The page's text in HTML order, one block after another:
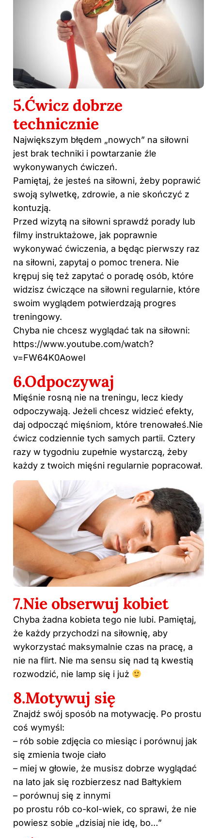
5.Ćwicz dobrze
technicznie
Największym błędem „nowych” na siłowni
jest brak techniki i powtarzanie źle
wykonywanych ćwiczeń.
Pamiętaj, że jesteś na siłowni, żeby poprawić
swoją sylwetkę, zdrowie, a nie skończyć z
kontuzją.
Przed wizytą na siłowni sprawdź porady lub
filmy instruktażowe, jak poprawnie
wykonywać ćwiczenia, a będąc pierwszy raz
na siłowni, zapytaj o pomoc trenera. Nie
krępuj się też zapytać o poradę osób, które
widzisz ćwiczące na siłowni regularnie, które
swoim wyglądem potwierdzają progres
treningowy.
Chyba nie chcesz wyglądać tak na siłowni:
https://www.youtube.com/watch?
v=FW64K0AoweI
6.Odpoczywaj
Mięśnie rosną nie na treningu, lecz kiedy
odpoczywają. Jeżeli chcesz widzieć efekty,
daj odpocząć mięśniom, które trenowałeś.Nie
ćwicz codziennie tych samych partii. Cztery
razy w tygodniu zupełnie wystarczą, żeby
każdy z twoich mięśni regularnie popracował.
7.Nie obserwuj kobiet
Chyba żadna kobieta tego nie lubi. Pamiętaj,
że każdy przychodzi na siłownię, aby
wykorzystać maksymalnie czas na pracę, a
nie na flirt. Nie ma sensu się nad tą kwestią
rozwodzić, nie lamp się i już
8.Motywuj się
Znajdź swój sposób na motywację. Po prostu
coś wymyśl:
– rób sobie zdjęcia co miesiąc i porównuj jak
się zmienia twoje ciało
– miej w głowie, że musisz dobrze wyglądać
na lato jak się rozbierzesz nad Bałtykiem
– porównuj się z innymi
po prostu rób co-kol-wiek, co sprawi, że nie
powiesz sobie „dzisiaj nie idę, bo…”